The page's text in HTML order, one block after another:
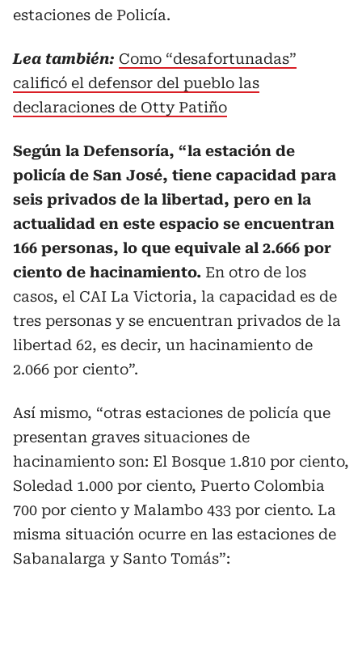
estaciones de Policía.
Lea también: Como “desafortunadas”
calificó el defensor del pueblo las
declaraciones de Otty Patiño
Según la Defensoría, “la estación de
policía de San José, tiene capacidad para
seis privados de la libertad, pero en la
actualidad en este espacio se encuentran
166 personas, lo que equivale al 2.666 por
ciento de hacinamiento. En otro de los
casos, el CAI La Victoria, la capacidad es de
tres personas y se encuentran privados de la
libertad 62, es decir, un hacinamiento de
2.066 por ciento”.
Así mismo, “otras estaciones de policía que
presentan graves situaciones de
hacinamiento son: El Bosque 1.810 por ciento,
Soledad 1.000 por ciento, Puerto Colombia
700 por ciento y Malambo 433 por ciento. La
misma situación ocurre en las estaciones de
Sabanalarga y Santo Tomás”: